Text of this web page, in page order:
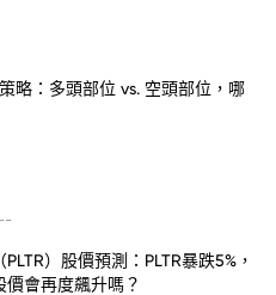
略：多頭部位 vs. 空頭部位，哪
--
）股價預測：PLTR暴跌5%，
價會再度飆升嗎？